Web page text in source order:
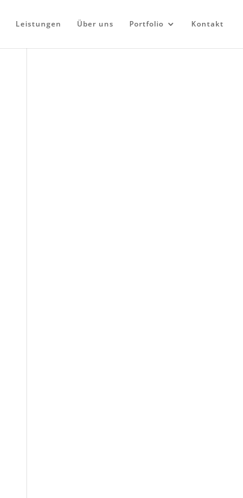
Leistungen Über uns Portfolio Kontakt